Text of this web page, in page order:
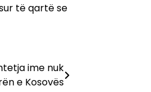
të qartë se
ime nuk
e Kosovës